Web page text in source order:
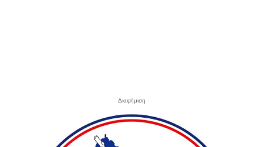
- Διαφήμιση -